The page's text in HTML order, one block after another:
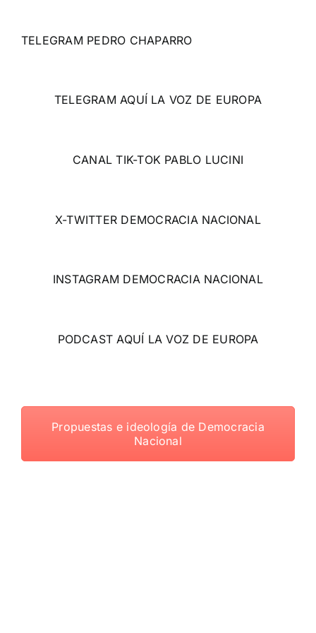
TELEGRAM PEDRO CHAPARRO
TELEGRAM AQUÍ LA VOZ DE EUROPA
CANAL TIK-TOK PABLO LUCINI
X-TWITTER DEMOCRACIA NACIONAL
INSTAGRAM DEMOCRACIA NACIONAL
PODCAST AQUÍ LA VOZ DE EUROPA
Propuestas e ideología de Democracia
Nacional